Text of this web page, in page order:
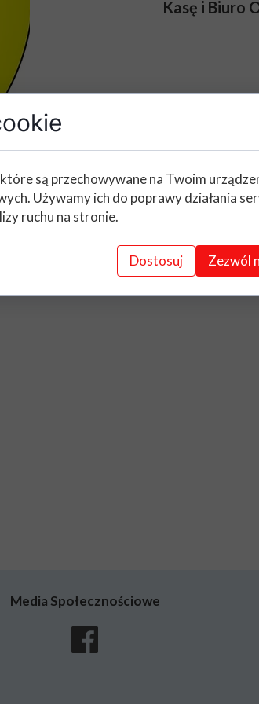
Kasę i Biuro
Media Społecznościowe
są przechowywane na Twoim
Używamy ich do poprawy działania
ruchu na stronie.
Dostosuj Zezwól